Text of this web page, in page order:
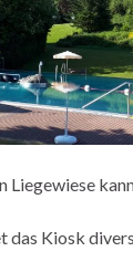
Liegewiese
das Kiosk